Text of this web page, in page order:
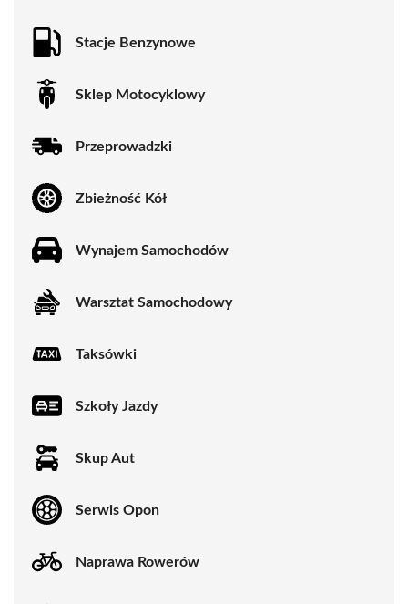
Stacje Benzynowe
Sklep Motocyklowy
Przeprowadzki
Zbieżność Kół
Wynajem Samochodów
Warsztat Samochodowy
Taksówki
Szkoły Jazdy
Skup Aut
Serwis Opon
Naprawa Rowerów